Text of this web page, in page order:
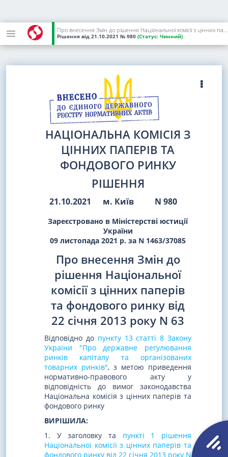
Про внесення Змін до рішення Національної комісії з цінних паперів та фондового ринку від 22 січня 2013 року N 63
Рішення від 21.10.2021 № 980 (Статус: Чинний)
НАЦІОНАЛЬНА КОМІСІЯ З
ЦІННИХ ПАПЕРІВ ТА
ФОНДОВОГО РИНКУ
РІШЕННЯ
21.10.2021 м. Київ N 980
Зареєстровано в Міністерстві юстиції
України
09 листопада 2021 р. за N 1463/37085
Про внесення Змін до
рішення Національної
комісії з цінних паперів
та фондового ринку від
22 січня 2013 року N 63
Відповідно до пункту 13 статті 8 Закону
України "Про державне регулювання
ринків капіталу та організованих
товарних ринків", з метою приведення
нормативно-правового акту у
відповідність до вимог законодавства
Національна комісія з цінних паперів та
фондового ринку
ВИРІШИЛА:
1. У заголовку та пункті 1 рішення
Національної комісії з цінних паперів та
фондового ринку від 22 січня 2013 року N